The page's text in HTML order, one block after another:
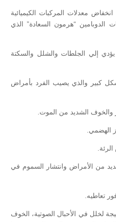
معدلات المركبات الكيميائية
الدوبامين “هرمون السعادة” الذي
إلي الجلطات والشلل والسكتة
كبير والذي يصيب الفرد بأمراض
والخوف الشديد من الموت.
الهضمي.
من الأمراض وانتشار السموم في
تعاطيه.
لخلل في الأحبال الصوتية، الخوف